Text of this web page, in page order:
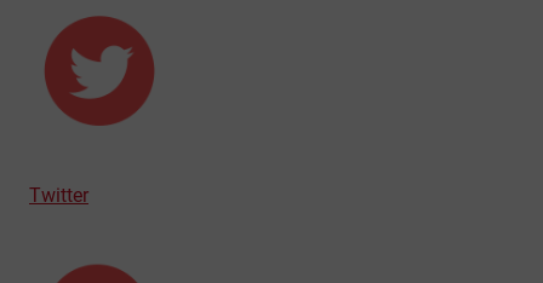
Twitter